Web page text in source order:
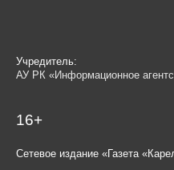
Учредитель:
АУ РК «Информационное
16+
Сетевое издание «Газета